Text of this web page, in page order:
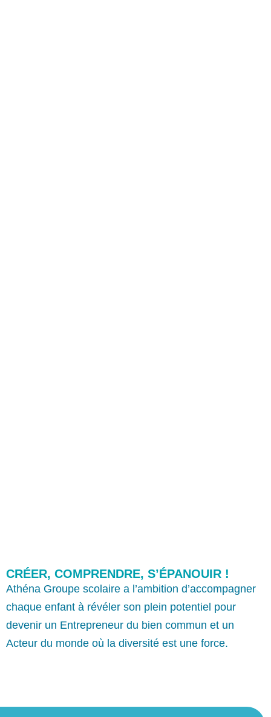
CRÉER, COMPRENDRE, S’ÉPANOUIR !
Athéna Groupe scolaire a l’ambition d’accompagner
chaque enfant à révéler son plein potentiel pour
devenir un Entrepreneur du bien commun et un
Acteur du monde où la diversité est une force.